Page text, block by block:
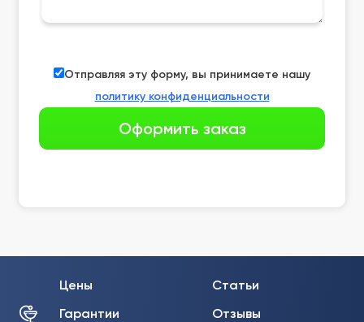
Отправляя эту форму, вы принимаете нашу
политику конфиденциальности
Цены
Гарантии
Статьи
Отзывы